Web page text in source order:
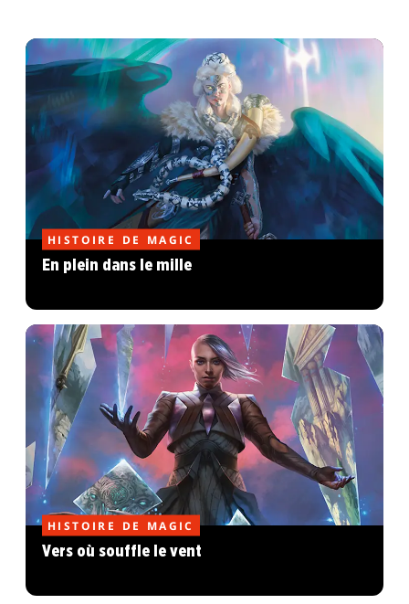
HISTOIRE DE MAGIC
En plein dans le mille
HISTOIRE DE MAGIC
Vers où souffle le vent